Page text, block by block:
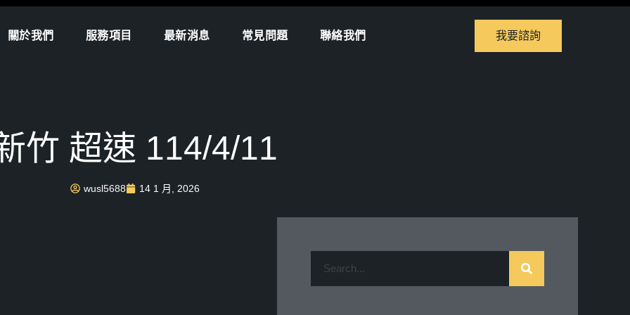
關於我們 服務項目 最新消息 常見問題 聯絡我們 我要諮詢
竹 超速 114/4/11
wusl5688 14 1 月, 2026